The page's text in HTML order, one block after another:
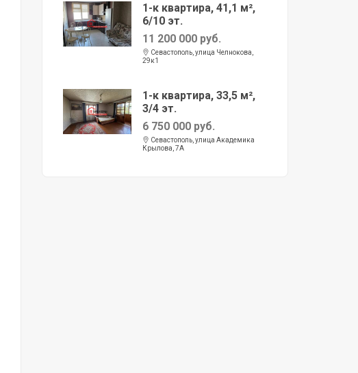
1-к квартира, 41,1 м²,
6/10 эт.
11 200 000 руб.
Севастополь, улица Челнокова,
29к1
1-к квартира, 33,5 м²,
3/4 эт.
6 750 000 руб.
Севастополь, улица Академика
Крылова, 7А